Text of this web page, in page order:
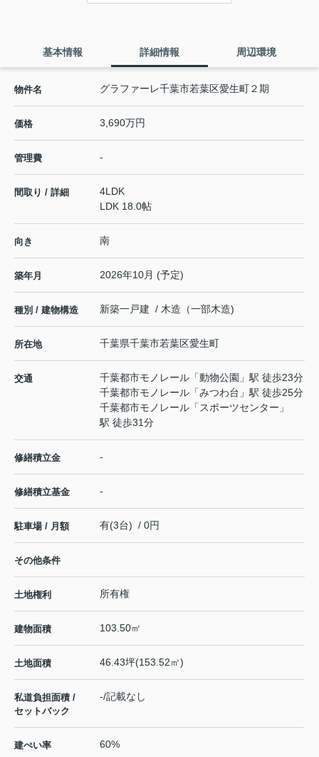
基本情報 詳細情報 周辺環境
物件名 グラファーレ千葉市若葉区愛生町２期
価格 3,690万円
管理費 -
間取り / 詳細
4LDK
LDK 18.0帖
向き 南
築年月 2026年10月 (予定)
種別 / 建物構造 新築一戸建 / 木造（一部木造)
所在地 千葉県千葉市若葉区愛生町
交通 千葉都市モノレール 「動物公園 」駅 徒歩23分
千葉都市モノレール 「みつわ台 」駅 徒歩25分
千葉都市モノレール 「 スポーツセンター 」
駅 徒歩31分
修繕積立金 -
修繕積立基金 -
駐車場 / 月額 有(3台) / 0円
その他条件
土地権利 所有権
建物面積 103.50㎡
土地面積 46.43坪(153.52㎡)
私道負担面積 /
セットバック
-/記載なし
建ぺい率 60%